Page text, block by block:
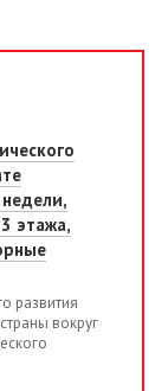
этажа,
развития
вокруг